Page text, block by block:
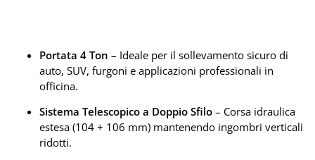
Portata 4 Ton – Ideale per il sollevamento sicuro di
auto, SUV, furgoni e applicazioni professionali in
officina.
Sistema Telescopico a Doppio Sfilo – Corsa idraulica
estesa (104 + 106 mm) mantenendo ingombri verticali
ridotti.